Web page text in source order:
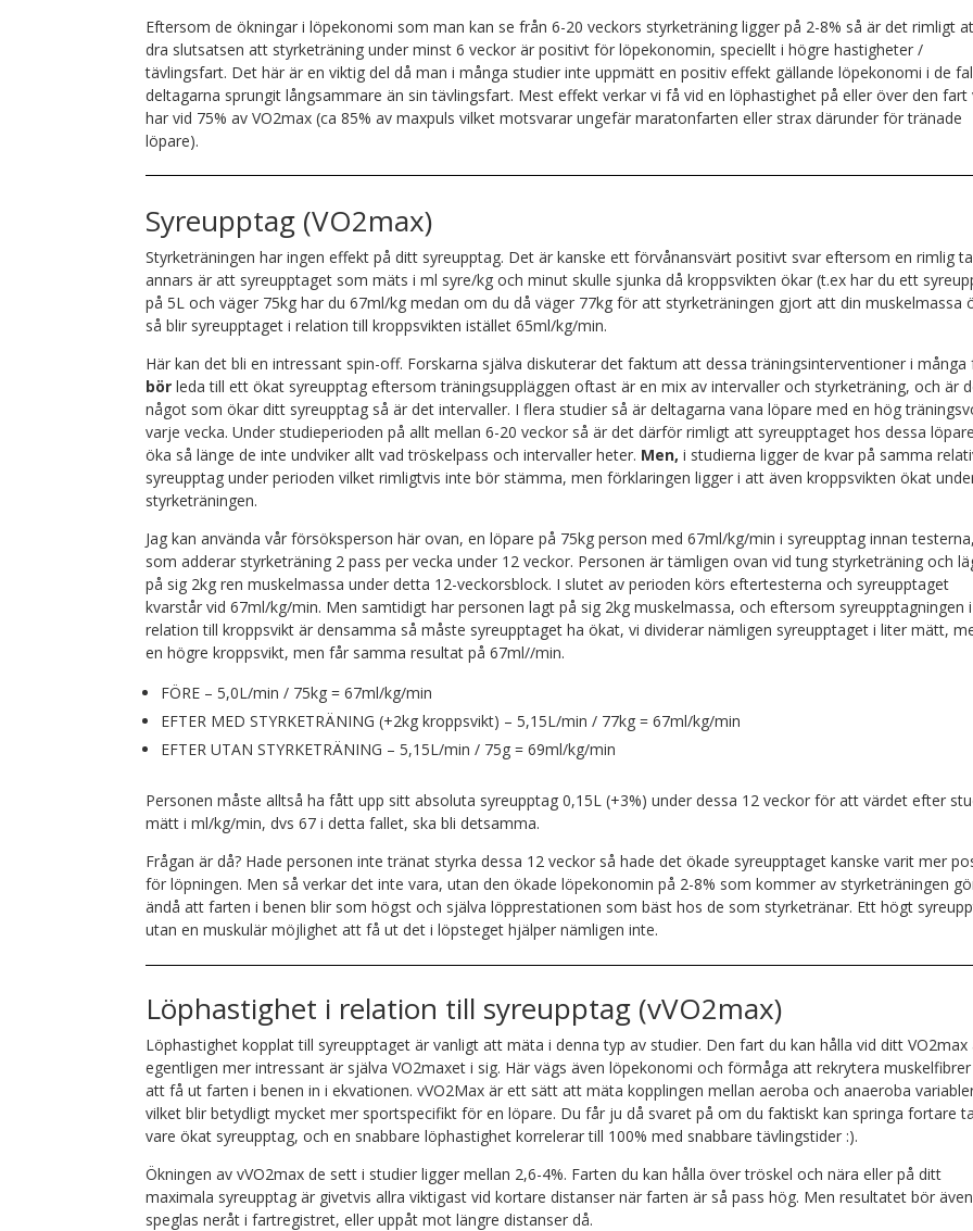
Eftersom de ökningar i löpekonomi som man kan se från 6-20 veckors styrketräning ligger på 2-8% så är det rimligt
dra slutsatsen att styrketräning under minst 6 veckor är positivt för löpekonomin, speciellt i högre hastigheter /
tävlingsfart. Det här är en viktig del då man i många studier inte uppmätt en positiv effekt gällande löpekonomi i de
deltagarna sprungit långsammare än sin tävlingsfart. Mest effekt verkar vi få vid en löphastighet på eller över den fart
har vid 75% av VO2max (ca 85% av maxpuls vilket motsvarar ungefär maratonfarten eller strax därunder för tränade
löpare).
Syreupptag (VO2max)
Styrketräningen har ingen effekt på ditt syreupptag. Det är kanske ett förvånansvärt positivt svar eftersom en rimlig
annars är att syreupptaget som mäts i ml syre/kg och minut skulle sjunka då kroppsvikten ökar (t.ex har du ett
på 5L och väger 75kg har du 67ml/kg medan om du då väger 77kg för att styrketräningen gjort att din muskelmassa
så blir syreupptaget i relation till kroppsvikten istället 65ml/kg/min.
Här kan det bli en intressant spin-off. Forskarna själva diskuterar det faktum att dessa träningsinterventioner i många
bör leda till ett ökat syreupptag eftersom träningsuppläggen oftast är en mix av intervaller och styrketräning, och är
något som ökar ditt syreupptag så är det intervaller. I flera studier så är deltagarna vana löpare med en hög
varje vecka. Under studieperioden på allt mellan 6-20 veckor så är det därför rimligt att syreupptaget hos dessa
öka så länge de inte undviker allt vad tröskelpass och intervaller heter. Men, i studierna ligger de kvar på samma
syreupptag under perioden vilket rimligtvis inte bör stämma, men förklaringen ligger i att även kroppsvikten ökat
styrketräningen.
Jag kan använda vår försöksperson här ovan, en löpare på 75kg person med 67ml/kg/min i syreupptag innan
som adderar styrketräning 2 pass per vecka under 12 veckor. Personen är tämligen ovan vid tung styrketräning och
på sig 2kg ren muskelmassa under detta 12-veckorsblock. I slutet av perioden körs eftertesterna och syreupptaget
kvarstår vid 67ml/kg/min. Men samtidigt har personen lagt på sig 2kg muskelmassa, och eftersom syreupptagningen i
relation till kroppsvikt är densamma så måste syreupptaget ha ökat, vi dividerar nämligen syreupptaget i liter mätt,
en högre kroppsvikt, men får samma resultat på 67ml//min.
FÖRE – 5,0L/min / 75kg = 67ml/kg/min
EFTER MED STYRKETRÄNING (+2kg kroppsvikt) – 5,15L/min / 77kg = 67ml/kg/min
EFTER UTAN STYRKETRÄNING – 5,15L/min / 75g = 69ml/kg/min
Personen måste alltså ha fått upp sitt absoluta syreupptag 0,15L (+3%) under dessa 12 veckor för att värdet efter
mätt i ml/kg/min, dvs 67 i detta fallet, ska bli detsamma.
Frågan är då? Hade personen inte tränat styrka dessa 12 veckor så hade det ökade syreupptaget kanske varit mer
för löpningen. Men så verkar det inte vara, utan den ökade löpekonomin på 2-8% som kommer av styrketräningen
ändå att farten i benen blir som högst och själva löpprestationen som bäst hos de som styrketränar. Ett högt
utan en muskulär möjlighet att få ut det i löpsteget hjälper nämligen inte.
Löphastighet i relation till syreupptag (vVO2max)
Löphastighet kopplat till syreupptaget är vanligt att mäta i denna typ av studier. Den fart du kan hålla vid ditt VO2max
egentligen mer intressant är själva VO2maxet i sig. Här vägs även löpekonomi och förmåga att rekrytera
att få ut farten i benen in i ekvationen. vVO2Max är ett sätt att mäta kopplingen mellan aeroba och anaeroba
vilket blir betydligt mycket mer sportspecifikt för en löpare. Du får ju då svaret på om du faktiskt kan springa fortare
vare ökat syreupptag, och en snabbare löphastighet korrelerar till 100% med snabbare tävlingstider :).
Ökningen av vVO2max de sett i studier ligger mellan 2,6-4%. Farten du kan hålla över tröskel och nära eller på ditt
maximala syreupptag är givetvis allra viktigast vid kortare distanser när farten är så pass hög. Men resultatet bör även
speglas neråt i fartregistret, eller uppåt mot längre distanser då.